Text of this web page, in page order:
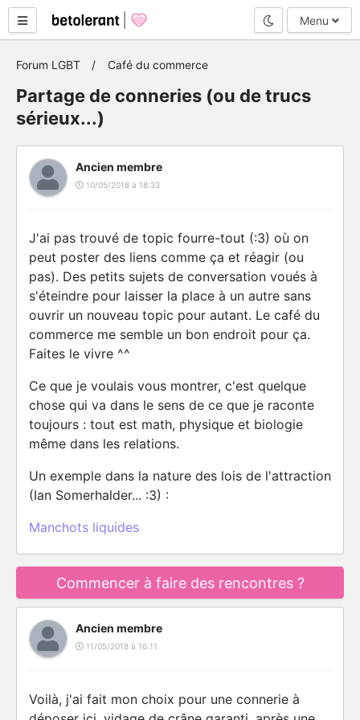
Mode nuit
Menu
Forum LGBT Café du commerce
Partage de conneries (ou de trucs
sérieux...)
Ancien membre
10/05/2018 à 18:33
J'ai pas trouvé de topic fourre-tout (:3) où on
peut poster des liens comme ça et réagir (ou
pas). Des petits sujets de conversation voués à
s'éteindre pour laisser la place à un autre sans
ouvrir un nouveau topic pour autant. Le café du
commerce me semble un bon endroit pour ça.
Faites le vivre ^^
Ce que je voulais vous montrer, c'est quelque
chose qui va dans le sens de ce que je raconte
toujours : tout est math, physique et biologie
même dans les relations.
Un exemple dans la nature des lois de l'attraction
(Ian Somerhalder... :3) :
Manchots liquides
Commencer à faire des rencontres ?
Ancien membre
11/05/2018 à 16:11
Voilà, j'ai fait mon choix pour une connerie à